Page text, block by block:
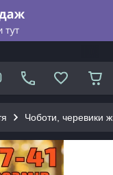
Чоботи, черевики